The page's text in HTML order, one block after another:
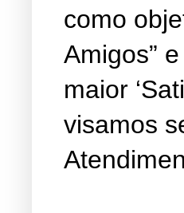
como
Amigos”
maior
visamos